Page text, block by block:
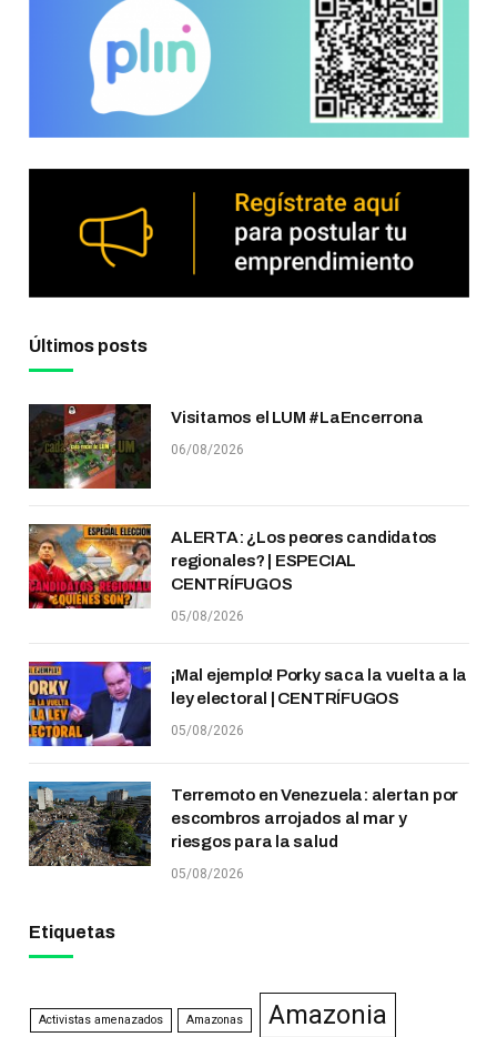
Últimos posts
Visitamos el LUM #LaEncerrona
06/08/2026
ALERTA: ¿Los peores candidatos
regionales? | ESPECIAL
CENTRÍFUGOS
05/08/2026
¡Mal ejemplo! Porky saca la vuelta a la
ley electoral | CENTRÍFUGOS
05/08/2026
Terremoto en Venezuela: alertan por
escombros arrojados al mar y
riesgos para la salud
05/08/2026
Etiquetas
Activistas amenazados Amazonas Amazonia